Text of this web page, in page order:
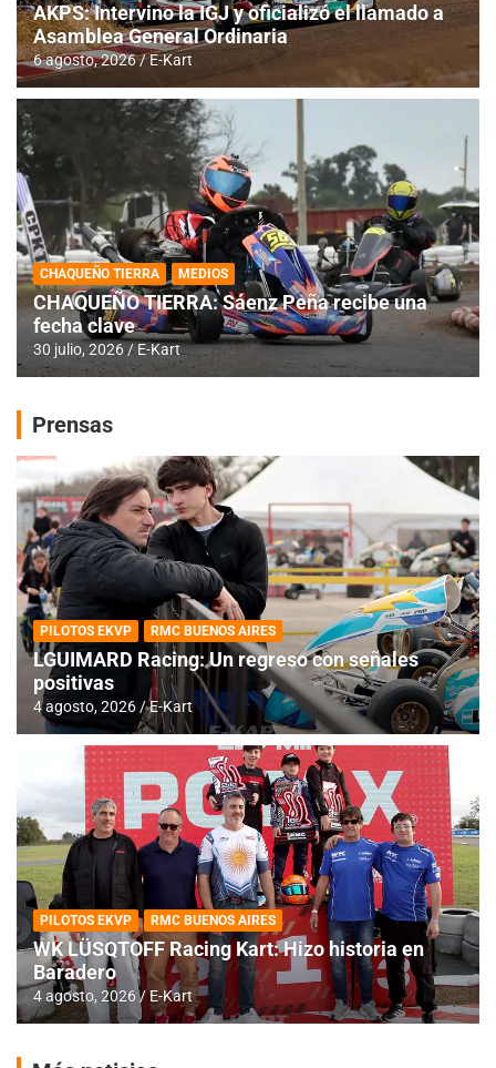
AKPS: Intervino la IGJ y oficializó el llamado a
Asamblea General Ordinaria
6 agosto, 2026 E-Kart
CHAQUEÑO TIERRA MEDIOS
CHAQUEÑO TIERRA: Sáenz Peña recibe una
fecha clave
30 julio, 2026 E-Kart
Prensas
PILOTOS EKVP RMC BUENOS AIRES
LGUIMARD Racing: Un regreso con señales
positivas
4 agosto, 2026 E-Kart
PILOTOS EKVP RMC BUENOS AIRES
WK LÜSQTOFF Racing Kart: Hizo historia en
Baradero
4 agosto, 2026 E-Kart